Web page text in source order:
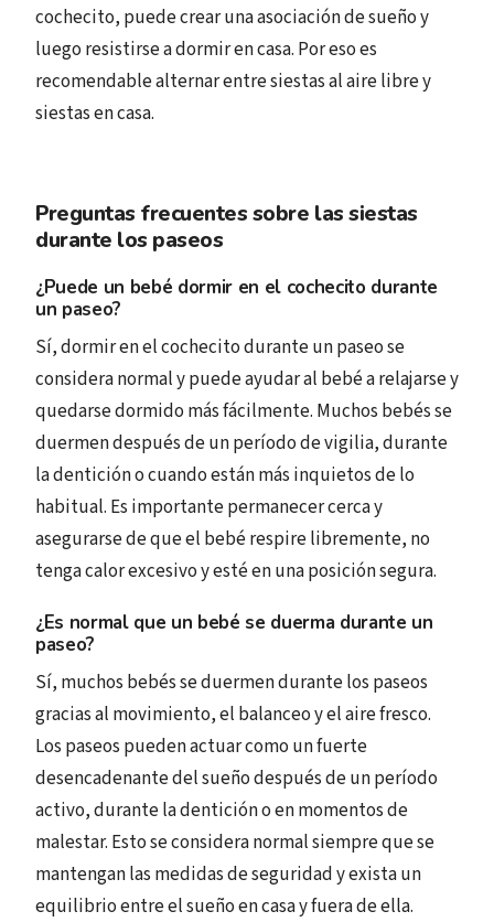
cochecito, puede crear una asociación de sueño y
luego resistirse a dormir en casa. Por eso es
recomendable alternar entre siestas al aire libre y
siestas en casa.
Preguntas frecuentes sobre las siestas
durante los paseos
¿Puede un bebé dormir en el cochecito durante
un paseo?
Sí, dormir en el cochecito durante un paseo se
considera normal y puede ayudar al bebé a relajarse y
quedarse dormido más fácilmente. Muchos bebés se
duermen después de un período de vigilia, durante
la dentición o cuando están más inquietos de lo
habitual. Es importante permanecer cerca y
asegurarse de que el bebé respire libremente, no
tenga calor excesivo y esté en una posición segura.
¿Es normal que un bebé se duerma durante un
paseo?
Sí, muchos bebés se duermen durante los paseos
gracias al movimiento, el balanceo y el aire fresco.
Los paseos pueden actuar como un fuerte
desencadenante del sueño después de un período
activo, durante la dentición o en momentos de
malestar. Esto se considera normal siempre que se
mantengan las medidas de seguridad y exista un
equilibrio entre el sueño en casa y fuera de ella.